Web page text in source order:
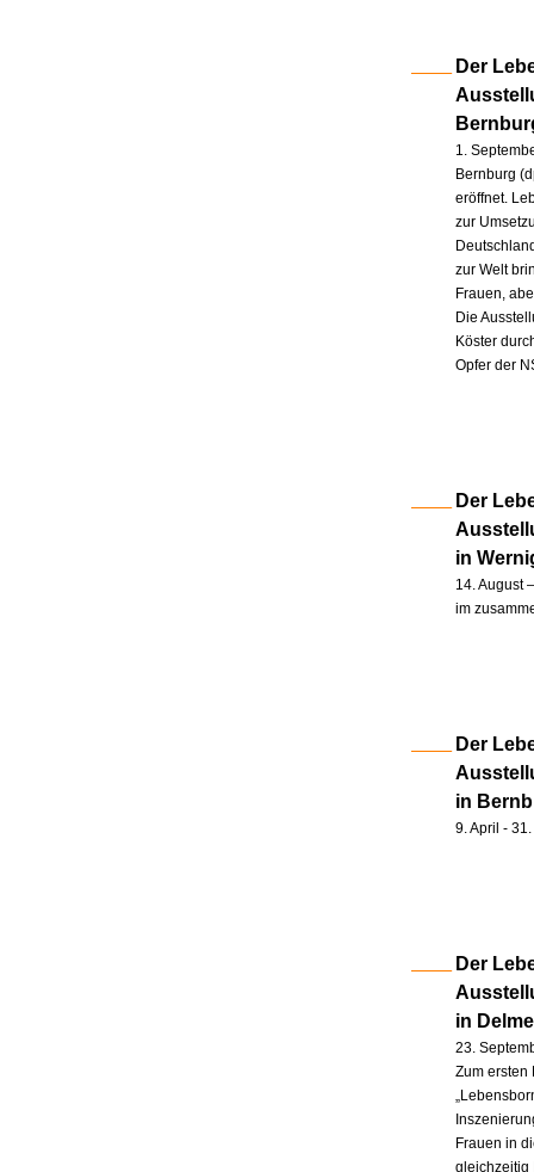
Der
1.
Bernburg
eröffnet.
zur
zur Welt
Frauen,
Die
Köster
Opfer der
Der
in
14. August
im
Der
in
9. April -
Der
in
23.
Zum ersten
Frauen in
gleichzeitig